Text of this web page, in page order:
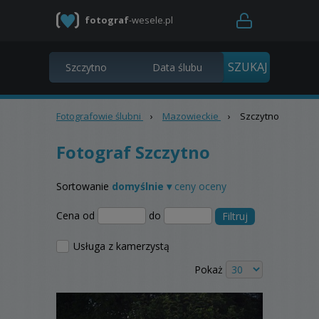
fotograf-wesele.pl
Fotografowie ślubni › Mazowieckie › Szczytno
Fotograf Szczytno
Sortowanie domyślnie ▾ ceny oceny
Cena od do Filtruj
Usługa z kamerzystą
Pokaż